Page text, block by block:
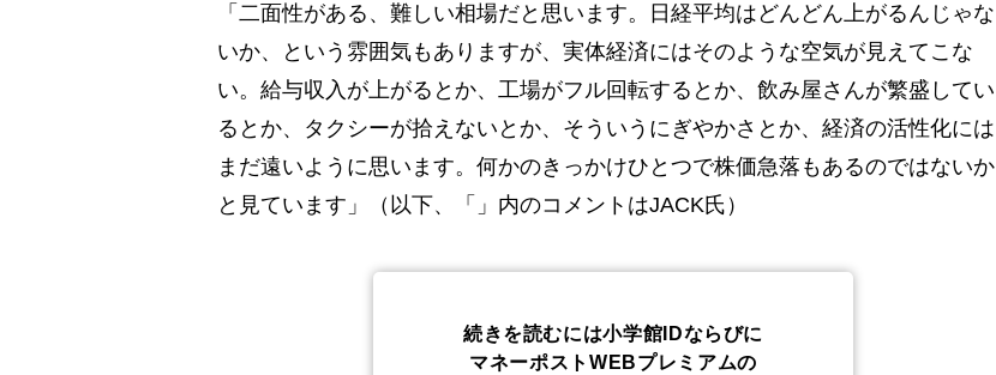
「二面性がある、難しい相場だと思います。日経平均はどんどん上がるんじゃな
いか、という雰囲気もありますが、実体経済にはそのような空気が見えてこな
い。給与収入が上がるとか、工場がフル回転するとか、飲み屋さんが繁盛してい
るとか、タクシーが拾えないとか、そういうにぎやかさとか、経済の活性化には
まだ遠いように思います。何かのきっかけひとつで株価急落もあるのではないか
と見ています」（以下、「」内のコメントはJACK氏）
続きを読むには小学館IDならびに
マネーポストWEBプレミアムの